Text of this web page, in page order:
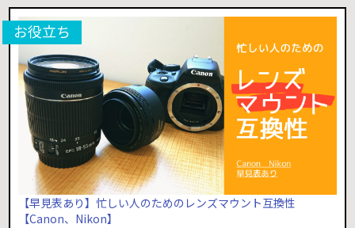
【早見表あり】忙しい人のためのレンズマウント互換性
【Canon、Nikon】